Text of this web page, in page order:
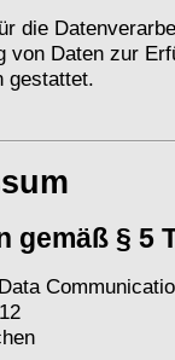
die
von Daten zur
gestattet.
gemäß § 5